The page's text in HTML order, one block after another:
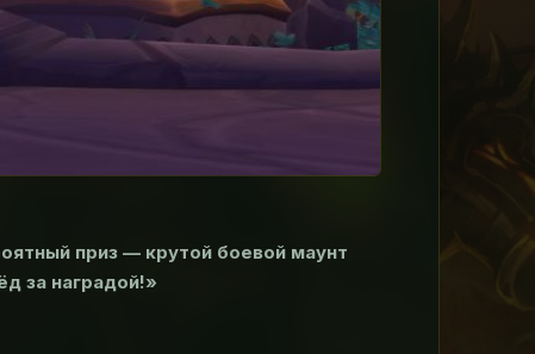
приз — крутой боевой маунт
за наградой!»